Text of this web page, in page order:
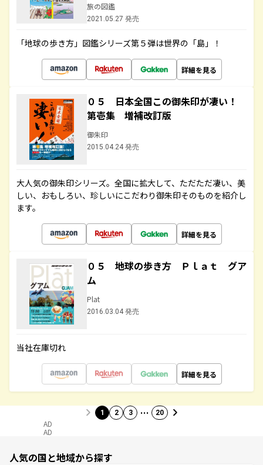
旅の図鑑
2021.05.27 発売
「地球の歩き方」図鑑シリーズ第５弾は世界の「島」！
詳細を見る
０５ 日本全国この御朱印が凄い！
第壱集 増補改訂版
御朱印
2015.04.24 発売
大人気の御朱印シリーズ。全国に拡大して、ただただ凄い、美
しい、おもしろい、珍しいにこだわり御朱印そのものを紹介し
ます。
詳細を見る
０５ 地球の歩き方 Ｐｌａｔ グア
ム
Plat
2016.03.04 発売
当社在庫切れ
詳細を見る
1 2 3 … 20
AD
AD
人気の国と地域から探す